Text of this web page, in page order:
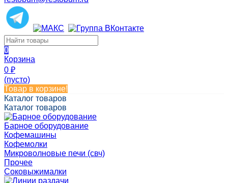
0
Корзина
0 ₽
(пусто)
Товар в корзине!
Каталог товаров
Каталог товаров
Барное оборудование
Кофемашины
Кофемолки
Микроволновые печи (свч)
Прочее
Соковыжималки